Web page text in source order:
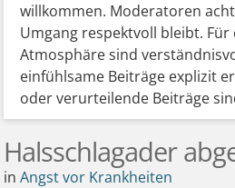
willkommen. Moderatoren
Umgang respektvoll bleibt. Für
Atmosphäre sind
einfühlsame Beiträge explizit
oder verurteilende Beiträge
Halsschlagader
inAngst vor Krankheiten